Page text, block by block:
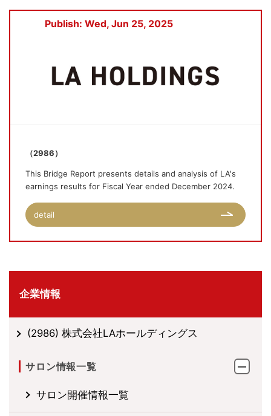
Publish: Wed, Jun 25, 2025
（2986）
This Bridge Report presents details and analysis of LA's
earnings results for Fiscal Year ended December 2024.
detail
企業情報
(2986) 株式会社LAホールディングス
サロン情報一覧
サロン開催情報一覧